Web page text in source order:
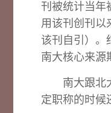
刊被统计当年
用该刊创刊以
该刊自引）。
南大核心来源
南大跟北
定职称的时候